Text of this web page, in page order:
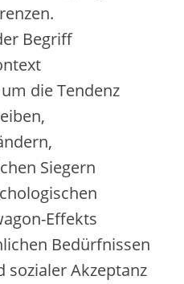
Begriff
d‬ie Tendenz
Siegern
Effekts
Bedürfnissen
sozialer Akzeptanz